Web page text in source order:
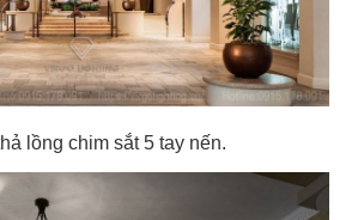
lồng chim sắt 5 tay nến.